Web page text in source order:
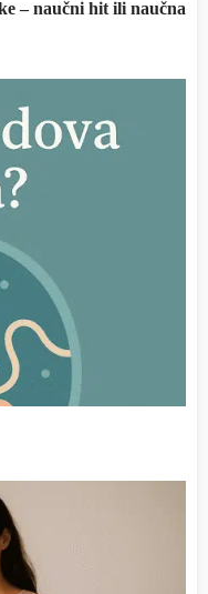
– naučni hit ili naučna